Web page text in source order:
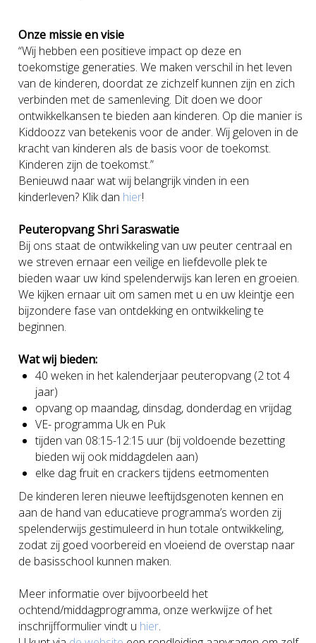
Onze missie en visie
“Wij hebben een positieve impact op deze en
toekomstige generaties. We maken verschil in het leven
van de kinderen, doordat ze zichzelf kunnen zijn en zich
verbinden met de samenleving. Dit doen we door
ontwikkelkansen te bieden aan kinderen. Op die manier is
Kiddoozz van betekenis voor de ander. Wij geloven in de
kracht van kinderen als de basis voor de toekomst.
Kinderen zijn de toekomst.”
Benieuwd naar wat wij belangrijk vinden in een
kinderleven? Klik dan hier!
Peuteropvang Shri Saraswatie
Bij ons staat de ontwikkeling van uw peuter centraal en
we streven ernaar een veilige en liefdevolle plek te
bieden waar uw kind spelenderwijs kan leren en groeien.
We kijken ernaar uit om samen met u en uw kleintje een
bijzondere fase van ontdekking en ontwikkeling te
beginnen.
Wat wij bieden:
40 weken in het kalenderjaar peuteropvang (2 tot 4
jaar)
opvang op maandag, dinsdag, donderdag en vrijdag
VE- programma Uk en Puk
tijden van 08:15-12:15 uur (bij voldoende bezetting
bieden wij ook middagdelen aan)
elke dag fruit en crackers tijdens eetmomenten
De kinderen leren nieuwe leeftijdsgenoten kennen en
aan de hand van educatieve programma’s worden zij
spelenderwijs gestimuleerd in hun totale ontwikkeling,
zodat zij goed voorbereid en vloeiend de overstap naar
de basisschool kunnen maken.
Meer informatie over bijvoorbeeld het
ochtend/middagprogramma, onze werkwijze of het
inschrijfformulier vindt u hier.